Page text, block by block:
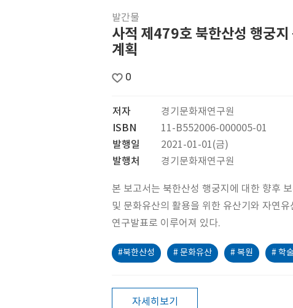
발간물
사적 제479호 북한산성 행궁지
계획
0
저자
경기문화재연구원
ISBN
11-B552006-000005-01
발행일
2021-01-01(금)
발행처
경기문화재연구원
본 보고서는 북한산성 행궁지에 대한 향후
및 문화유산의 활용을 위한 유산기와 자연유
연구발표로 이루어져 있다.
#북한산성 # 문화유산 # 복원 # 학
자세히보기